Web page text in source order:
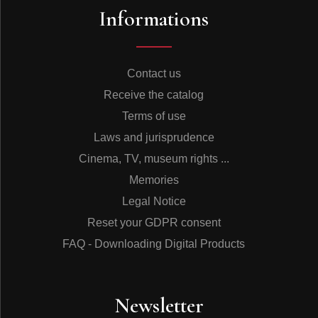
Sur ces six titres, les orchestrations sont des plus
trombone (tenu par Ed Maciel), sans la lourdeur de cet
Cet album est sans doute l’acte de naissance de la
Bossa Nova. Dans la version d’origine, le texte de dos
de pochette, écrit par A. C. Jobim, emploie pour la
première fois les mots « Bossa Nova » : « João Gilberto
est un bahiano «bossa nova» de vingt sept ans »…
Cette expression figure également dans les paroles du
titre « Desafinado » : « isto e bossa nova isto e muito
natural »… Avec ces deux mots, le mouvement musical
le plus important de la musique populaire brésilienne
venait de naître.
L’enregistrement du deuxième album « o Amor, o
Sorriso e a flor », entre le 28 mars et le 8 avril 1960, fut
Informations
Contact us
Receive the catalog
Terms of use
Laws and jurisprudence
Cinema, TV, museum rights ...
Memories
Legal Notice
Reset your GDPR consent
FAQ - Downloading Digital Products
Newsletter